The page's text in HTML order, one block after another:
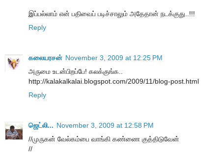
இப்பல்லாம் என் பதிவைப் படிச்சாலும் அதேதான் நடக்குது..!!!
Reply
கலையரசன் November 3, 2009 at 12:25 PM
அருமை உடன்பிறப்பே! கலக்குங்க..
http://kalakalkalai.blogspot.com/2009/11/blog-post.html
Reply
ஜெட்லி... November 3, 2009 at 12:58 PM
//முருகன் வேல்கம்பை வாங்கி கண்ணை குத்திடுவேன்
//